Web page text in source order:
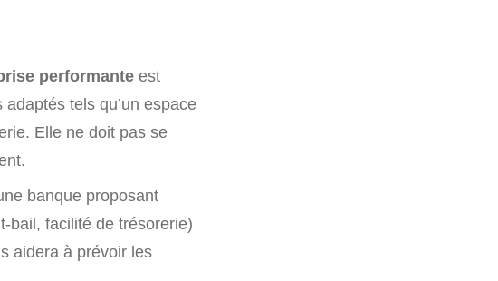
performante est
tels qu’un espace
Elle ne doit pas se
banque proposant
bail, facilité de trésorerie)
aidera à prévoir les